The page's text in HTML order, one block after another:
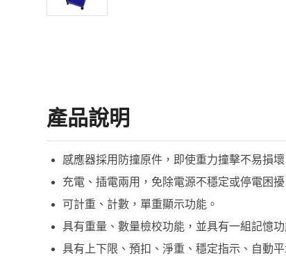
產品說明
感應器採用防撞原件，即使重力撞擊不易損壞
充電、插電兩用，免除電源不穩定或停電困擾
可計重、計數，單重顯示功能。
具有重量、數量檢校功能，並具有一組記憶功
具有上下限、預扣、淨重、穩定指示、自動